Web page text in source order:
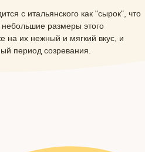
с итальянского как "сырок", что
размеры этого
на их нежный и мягкий вкус, и
период созревания.